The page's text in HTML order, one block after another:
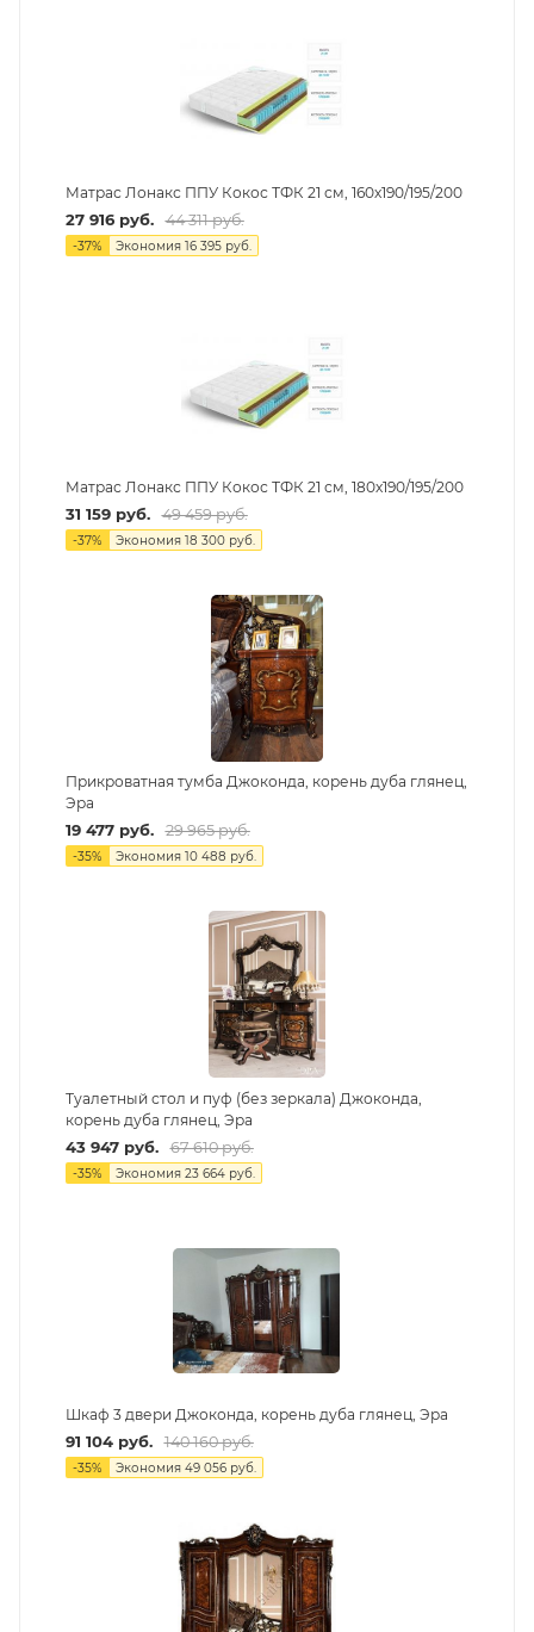
Матрас Лонакс ППУ Кокос ТФК 21 см, 160х190/195/200
27 916руб. 44 311руб.
-37% Экономия 16 395руб.
Матрас Лонакс ППУ Кокос ТФК 21 см, 180х190/195/200
31 159руб. 49 459руб.
-37% Экономия 18 300руб.
Прикроватная тумба Джоконда, корень дуба глянец,
Эра
19 477руб. 29 965руб.
-35% Экономия 10 488 руб.
Туалетный стол и пуф (без зеркала) Джоконда,
корень дуба глянец, Эра
43 947руб. 67 610руб.
-35% Экономия 23 664руб.
Шкаф 3 двери Джоконда, корень дуба глянец, Эра
91 104руб. 140 160руб.
-35% Экономия 49 056руб.